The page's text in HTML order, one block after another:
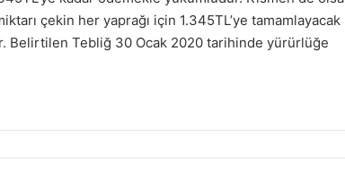
çekin her yaprağı için 1.345TL’ye tamamlayacak
Belirtilen Tebliğ 30 Ocak 2020 tarihinde yürürlüğe